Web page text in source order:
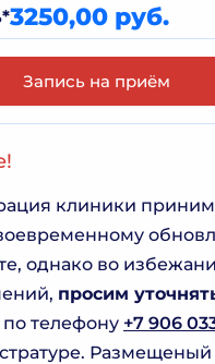
3250,00 руб.
Запись на приём
клиники
однако во
просим
по телефону +7 906